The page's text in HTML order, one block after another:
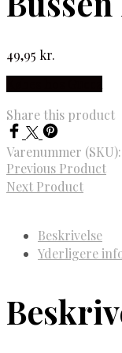
49,95 kr.
Share this product
Varenummer (SKU):
Previous Product
Next Product
Beskrivelse
Yderligere